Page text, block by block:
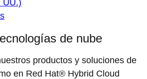
UU.)
de nube
productos y soluciones de
en Red Hat® Hybrid Cloud